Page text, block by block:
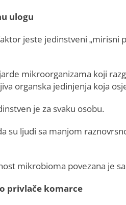
ulogu
jeste jedinstveni „mirisni
mikroorganizama koji
organska jedinjenja koja
je za svaku osobu.
su ljudi sa manjom
mikrobioma povezana je
privlače komarce